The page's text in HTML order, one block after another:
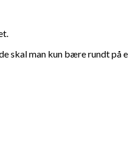
skal man kun bære rundt på